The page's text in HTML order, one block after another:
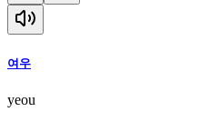
여우
yeou